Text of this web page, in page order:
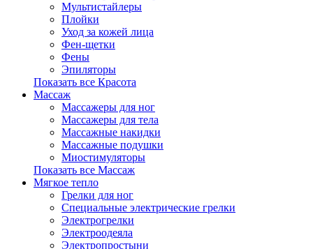
Мультистайлеры
Плойки
Уход за кожей лица
Фен-щетки
Фены
Эпиляторы
Показать все Красота
Массаж
Массажеры для ног
Массажеры для тела
Массажные накидки
Массажные подушки
Миостимуляторы
Показать все Массаж
Мягкое тепло
Грелки для ног
Специальные электрические грелки
Электрогрелки
Электроодеяла
Электропростыни